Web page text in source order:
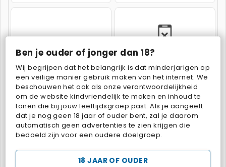
Ben je ouder of jonger dan 18?
Wij begrijpen dat het belangrijk is dat minderjarigen op
een veilige manier gebruik maken van het internet. We
beschouwen het ook als onze verantwoordelijkheid
om de website kindvriendelijk te maken en inhoud te
tonen die bij jouw leeftijdsgroep past. Als je aangeeft
dat je nog geen 18 jaar of ouder bent, zal je daarom
automatisch geen advertenties te zien krijgen die
bedoeld zijn voor een oudere doelgroep.
18 JAAR OF OUDER
Fashion Makeover Dash Beauty Resort 2
Anime Couple: Avatar Maker Macarons: Sara's kookcursus